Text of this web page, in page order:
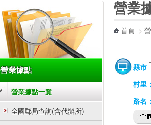
營業據點
營業據點一覽
全國郵局查詢(含代辦所)
營業
首頁 >
縣市
村里：
路名：